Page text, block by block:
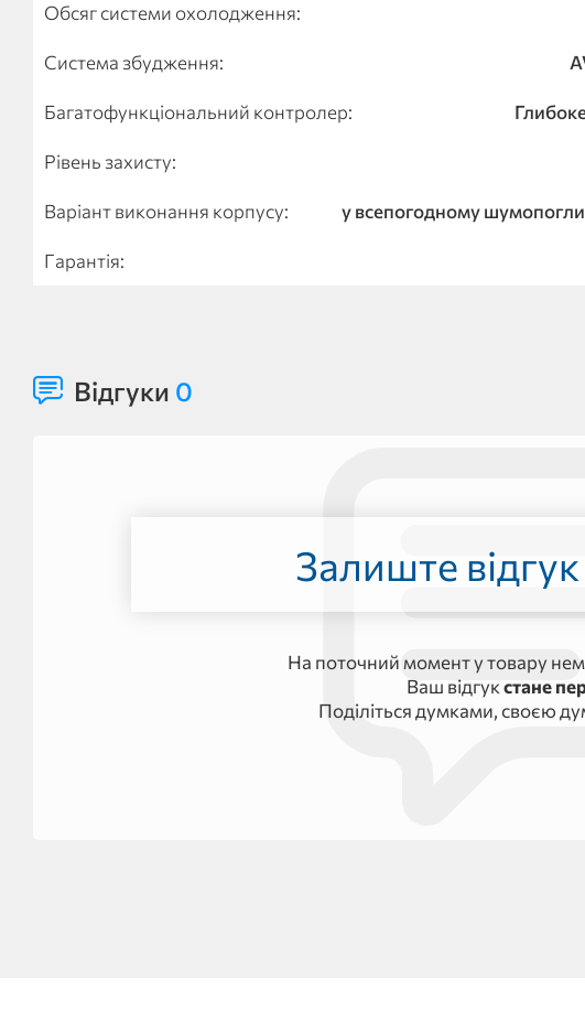
Обсяг системи охолодження:
Система збудження:
Багатофункціональний контролер:
Рівень захисту:
Варіант виконання корпусу: у всепогодному
Гарантія:
Відгуки 0
Залиште
На поточний момент у товару
Ваш відгукстане
Поділіться думками, своєю